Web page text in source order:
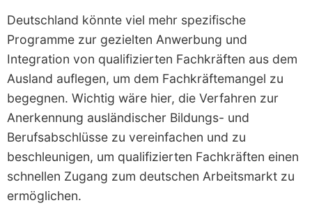
Deutschland könnte viel mehr spezifische
Programme zur gezielten Anwerbung und
Integration von qualifizierten Fachkräften aus dem
Ausland auflegen, um dem Fachkräftemangel zu
begegnen. Wichtig wäre hier, die Verfahren zur
Anerkennung ausländischer Bildungs- und
Berufsabschlüsse zu vereinfachen und zu
beschleunigen, um qualifizierten Fachkräften einen
schnellen Zugang zum deutschen Arbeitsmarkt zu
ermöglichen.